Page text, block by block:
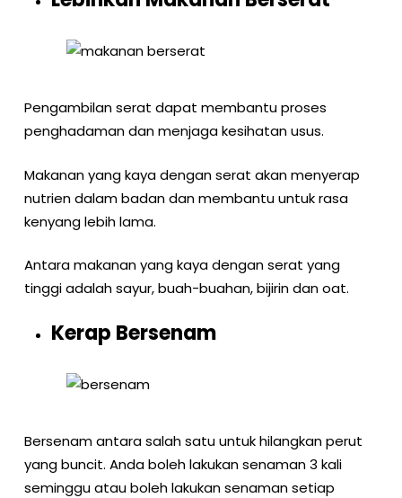
Pengambilan serat dapat membantu proses
penghadaman dan menjaga kesihatan usus.
Makanan yang kaya dengan serat akan menyerap
nutrien dalam badan dan membantu untuk rasa
kenyang lebih lama.
Antara makanan yang kaya dengan serat yang
tinggi adalah sayur, buah-buahan, bijirin dan oat.
Kerap Bersenam
Bersenam antara salah satu untuk hilangkan perut
yang buncit. Anda boleh lakukan senaman 3 kali
seminggu atau boleh lakukan senaman setiap